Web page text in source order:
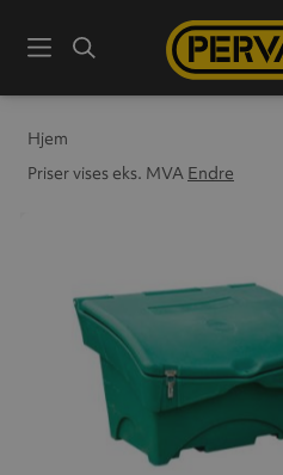
MenySøk
Hjem
Priser vises eks. MVA Endre